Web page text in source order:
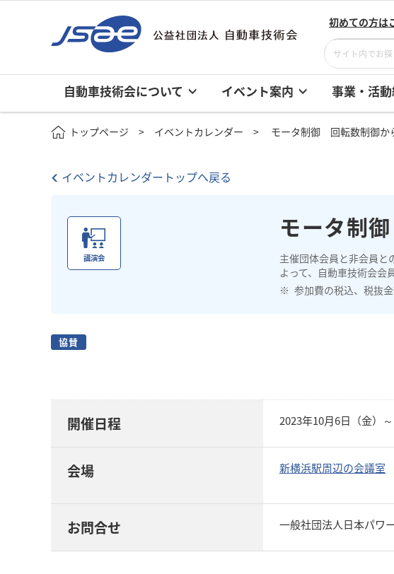
初めての方は
自動車技術会について イベント案内 事業・活
トップページ イベントカレンダー モータ制御 回転数制御か
イベントカレンダートップへ戻る
モータ制
主催団体会員と非会員と
よって、自動車技術会会
参加費の税込、税抜
講演会
協賛
開催日程 2023年10月6日（金）～
会場 新横浜駅周辺の会議室
お問合せ 一般社団法人日本パ